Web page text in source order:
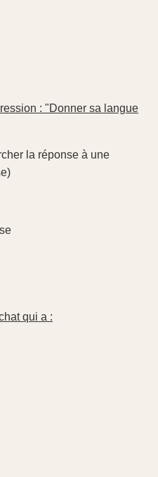
: "Donner sa langue
la réponse à une
qui a :